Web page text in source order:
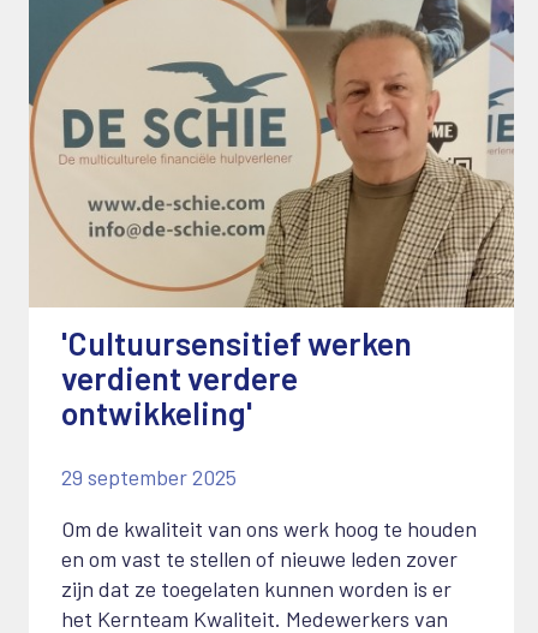
'Cultuursensitief werken
verdient verdere
ontwikkeling'
29 september 2025
Om de kwaliteit van ons werk hoog te houden
en om vast te stellen of nieuwe leden zover
zijn dat ze toegelaten kunnen worden is er
het Kernteam Kwaliteit. Medewerkers van